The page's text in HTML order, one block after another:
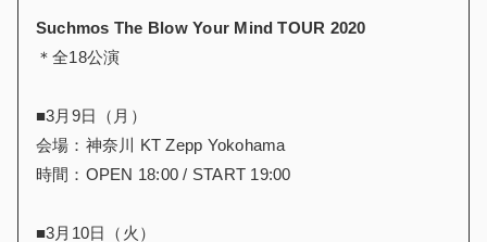
Suchmos The Blow Your Mind TOUR 2020
＊全18公演
■3月9日（月）
会場：神奈川 KT Zepp Yokohama
時間：OPEN 18:00 / START 19:00
■3月10日（火）